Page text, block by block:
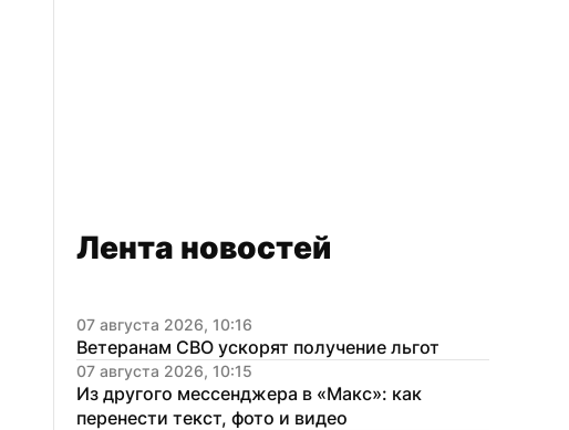
Лента новостей
07 августа 2026, 10:16
Ветеранам СВО ускорят получение льгот
07 августа 2026, 10:15
Из другого мессенджера в «Макс»: как
перенести текст, фото и видео